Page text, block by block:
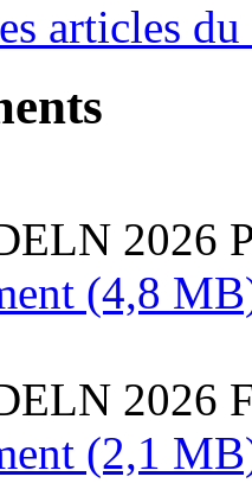
articles
2026
(4,8
2026
(2,1